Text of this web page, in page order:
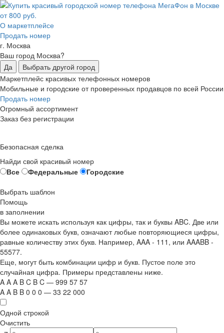
О маркетплейсе
Продать номер
г. Москва
Ваш город Москва?
Да
Выбрать другой город
Маркетплейс красивых телефонных номеров
Мобильные и городские от проверенных продавцов по всей России
Продать номер
Огромный ассортимент
Заказ без регистрации
Безопасная сделка
Найди свой красивый номер
Все
Федеральные
Городские
Выбрать шаблон
Помощь
в заполнении
Вы можете искать используя как цифры, так и буквы ABC. Две или
более одинаковых букв, означают любые повторяющиеся цифры,
равные количеству этих букв. Например, AAA - 111 , или AAABB -
55577.
Еще, могут быть комбинации цифр и букв. Пустое поле это
случайная цифра. Примеры представлены ниже.
A A A B C B C — 999 57 57
A A B B 0 0 0 — 33 22 000
Одной строкой
Очистить